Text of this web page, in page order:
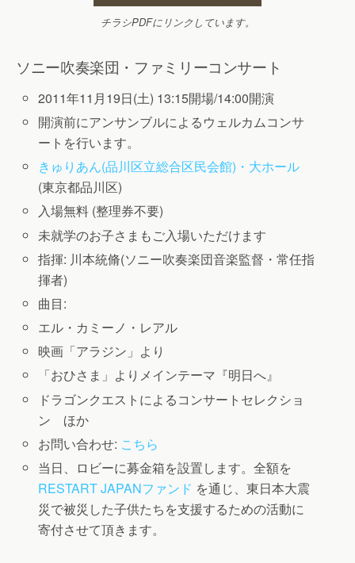
チラシPDFにリンクしています。
ソニー吹奏楽団・ファミリーコンサート
2011年11月19日(土) 13:15開場/14:00開演
開演前にアンサンブルによるウェルカムコンサ
ートを行います。
きゅりあん(品川区立総合区民会館)・大ホール
(東京都品川区)
入場無料 (整理券不要)
未就学のお子さまもご入場いただけます
指揮: 川本統脩(ソニー吹奏楽団音楽監督・常任指
揮者)
曲目:
エル・カミーノ・レアル
映画「アラジン」より
「おひさま」よりメインテーマ『明日へ』
ドラゴンクエストによるコンサートセレクショ
ン ほか
お問い合わせ: こちら
当日、ロビーに募金箱を設置します。全額を
RESTART JAPANファンド を通じ、東日本大震
災で被災した子供たちを支援するための活動に
寄付させて頂きます。